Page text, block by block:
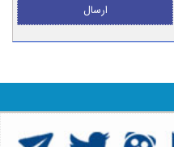
ارسال